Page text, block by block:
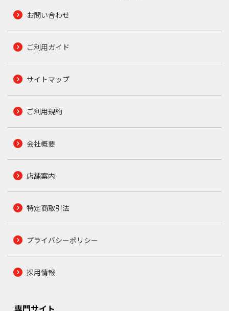
お問い合わせ
ご利用ガイド
サイトマップ
ご利用規約
会社概要
店舗案内
特定商取引法
プライバシーポリシー
採用情報
専門サイト